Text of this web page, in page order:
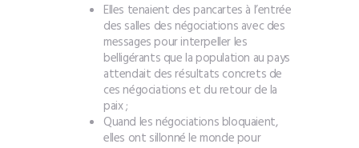
Elles tenaient des pancartes à l’entrée
des salles des négociations avec des
messages pour interpeller les
belligérants que la population au pays
attendait des résultats concrets de
ces négociations et du retour de la
paix ;
Quand les négociations bloquaient,
elles ont sillonné le monde pour